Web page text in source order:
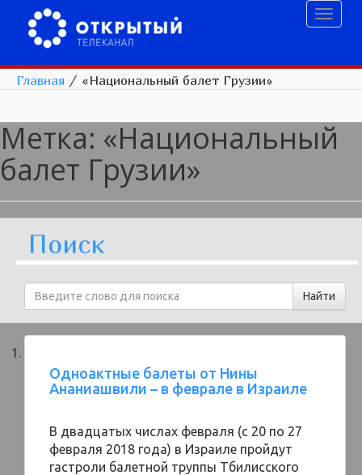
Главная / «Национальный балет Грузии»
Метка: «Национальный
балет Грузии»
Поиск
Одноактные балеты от Нины
Ананиашвили – в феврале в Израиле
В двадцатых числах февраля (с 20 по 27
февраля 2018 года) в Израиле пройдут
гастроли балетной труппы Тбилисского